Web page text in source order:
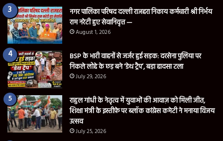
नगर पालिका परिषद दल्ली राजहरा निकाय कर्मचारी श्री निर्भय
राम नरेटी हुए सेवानिवृत्त —
August 1, 2026
BSP के भारी वाहनों से जर्जर हुई सड़क: दरसेना पुलिया पर
निकले लोहे के छड़ बने ‘डेथ ट्रैप’, बड़ा हादसा टला
July 29, 2026
राहुल गांधी के नेतृत्व में युवाओं की आवाज़ को मिली जीत,
शिक्षा मंत्री के इस्तीफ़े पर ब्लॉक कांग्रेस कमेटी ने मनाया विजय
उत्सव
July 25, 2026